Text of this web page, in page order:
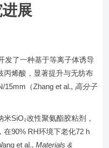
展
发了一种基于等离子体诱导
丙烯酸，显著提升与无纺布
15mm（Zhang et al., 高分子
米SiO₂改性聚氨酯胶粘剂，
在90% RH环境下老化72 h
et al.,Materials &